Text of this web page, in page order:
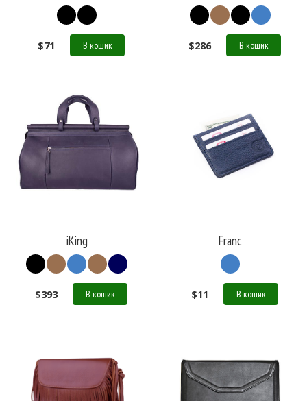
$71 В кошик $286 В кошик
iKing
$393 В кошик
Franc
$11 В кошик